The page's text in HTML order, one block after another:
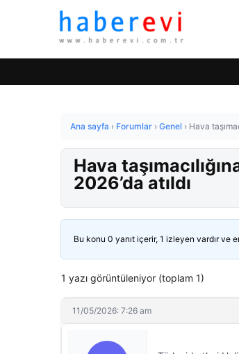
Ana sayfa › Forumlar › Genel › Hava
Hava
2026’da atıldı
Bu konu 0 yanıt içerir, 1 izleyen vardır ve
1 yazı görüntüleniyor (toplam 1)
11/05/2026: 7:26 am